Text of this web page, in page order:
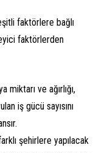
faktörlere bağlı
faktörlerden
miktarı ve ağırlığı,
iş gücü sayısını
şehirlere yapılacak